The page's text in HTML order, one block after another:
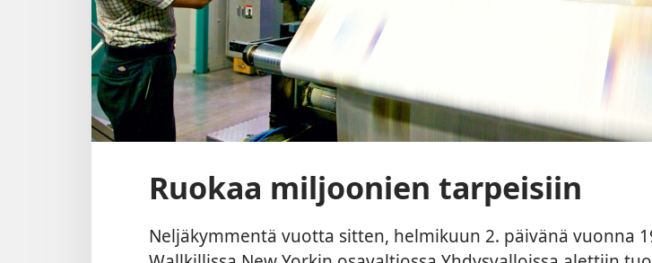
Ruokaa miljoonien tarpeisiin
Neljäkymmentä vuotta sitten, helmikuun 2. päivänä vuonna